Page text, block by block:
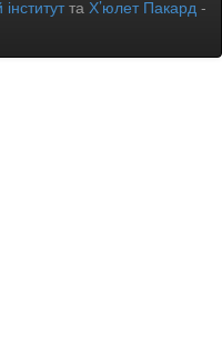
та Х’юлет Пакард -